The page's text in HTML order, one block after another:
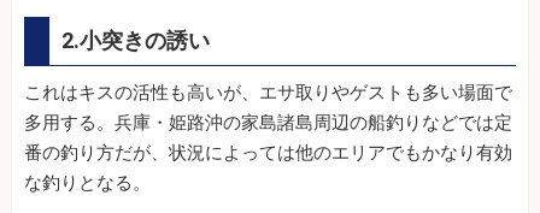
2.小突きの誘い
これはキスの活性も高いが、エサ取りやゲストも多い場面で
多用する。兵庫・姫路沖の家島諸島周辺の船釣りなどでは定
番の釣り方だが、状況によっては他のエリアでもかなり有効
な釣りとなる。